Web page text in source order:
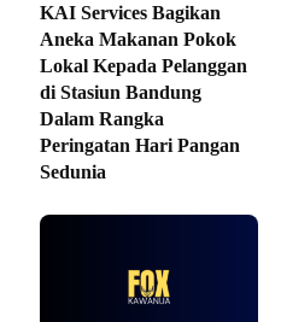
KAI Services Bagikan
Aneka Makanan Pokok
Lokal Kepada Pelanggan
di Stasiun Bandung
Dalam Rangka
Peringatan Hari Pangan
Sedunia